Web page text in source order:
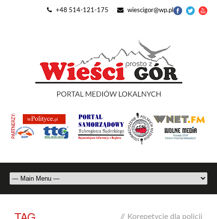
+48 514-121-175 wiescigor@wp.pl
// Korepetycje dla policji